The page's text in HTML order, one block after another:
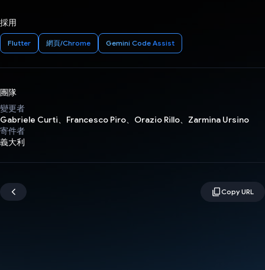
採用
Flutter 網頁/Chrome Gemini Code Assist
團隊
變更者
Gabriele Curti、Francesco Piro、Orazio Rillo、Zarmina Ursino
寄件者
義大利